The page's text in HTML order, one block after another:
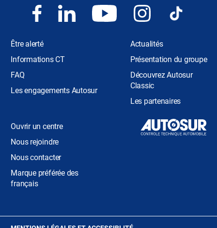
Être alerté
Informations CT
FAQ
Les engagements Autosur
Actualités
Présentation du groupe
Découvrez Autosur
Classic
Les partenaires
Ouvrir un centre
Nous rejoindre
Nous contacter
Marque préférée des
français